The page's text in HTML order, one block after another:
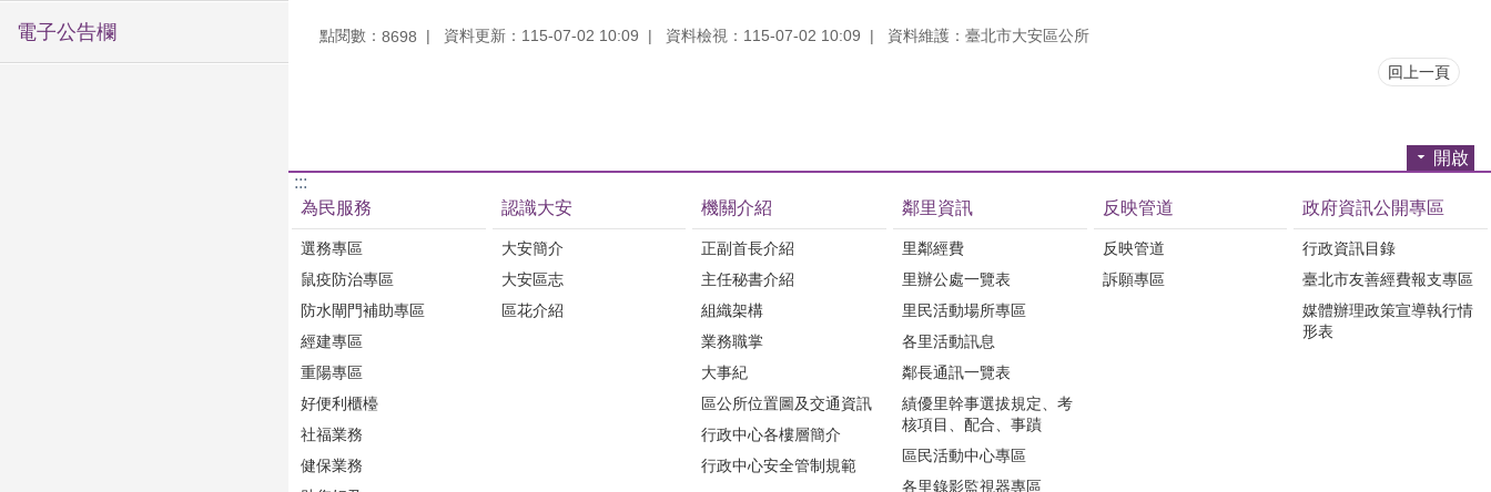
電子公告欄 點閱數： 8698 資料更新：115-07-02 10:09 資料檢視：115-07-02 10:09 資料維護：臺北市大安區公所
回上一頁
開啟
:::
為民服務
選務專區
鼠疫防治專區
防水閘門補助專區
經建專區
重陽專區
好便利櫃檯
社福業務
健保業務
認識大安
大安簡介
大安區志
區花介紹
機關介紹
正副首長介紹
主任秘書介紹
組織架構
業務職掌
大事紀
區公所位置圖及交通資訊
行政中心各樓層簡介
行政中心安全管制規範
鄰里資訊
里鄰經費
里辦公處一覽表
里民活動場所專區
各里活動訊息
鄰長通訊一覽表
績優里幹事選拔規定、考
核項目、配合、事蹟
區民活動中心專區
各里錄影監視器專區
反映管道
反映管道
訴願專區
政府資訊公開專區
行政資訊目錄
臺北市友善經費報支專區
媒體辦理政策宣導執行情
形表